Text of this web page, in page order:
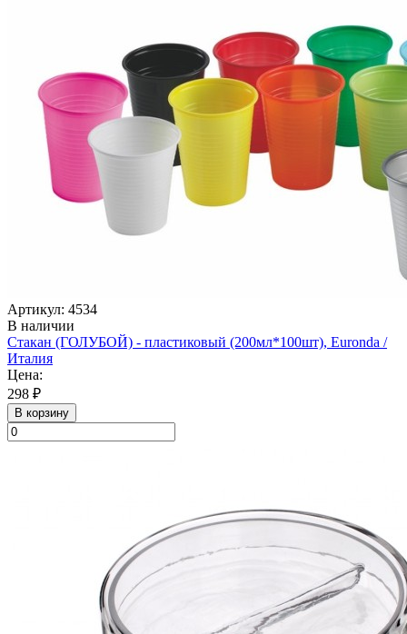
Артикул: 4534
В наличии
Стакан (ГОЛУБОЙ) - пластиковый (200мл*100шт), Euronda /
Италия
Цена:
298 ₽
В корзину